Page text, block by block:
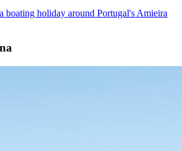
boating holiday around Portugal's Amieira